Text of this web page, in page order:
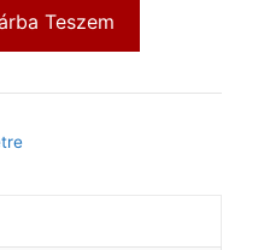
Teszem